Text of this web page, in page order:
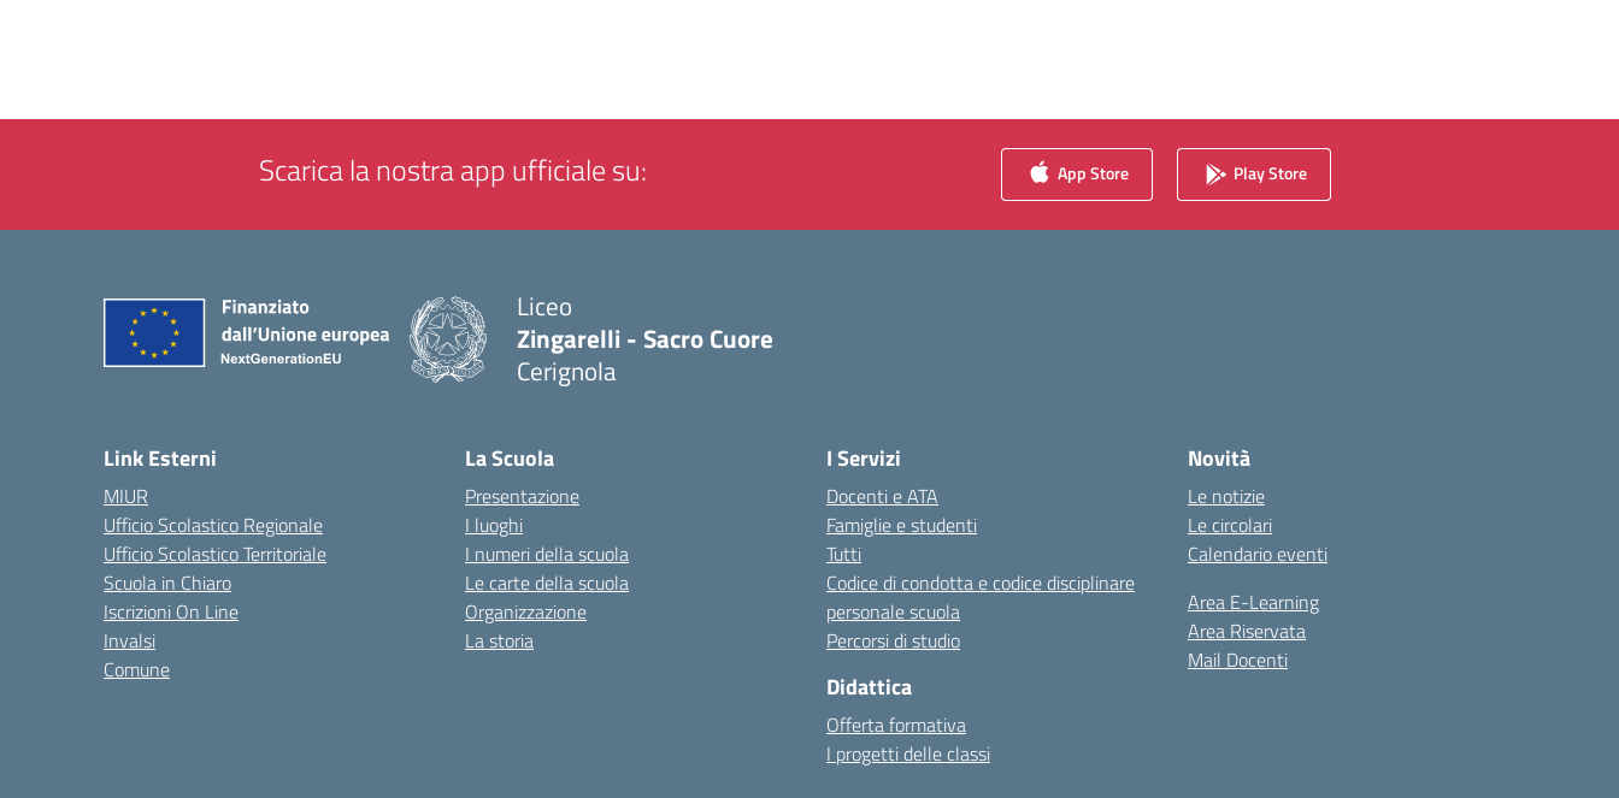
Scarica la nostra app ufficiale su: App Store Play Store
Liceo
Zingarelli - Sacro Cuore
Cerignola
Link Esterni
MIUR
Ufficio Scolastico Regionale
Ufficio Scolastico Territoriale
Scuola in Chiaro
Iscrizioni On Line
Invalsi
Comune
La Scuola
Presentazione
I luoghi
I numeri della scuola
Le carte della scuola
Organizzazione
La storia
I Servizi
Docenti e ATA
Famiglie e studenti
Tutti
Codice di condotta e codice disciplinare
personale scuola
Percorsi di studio
Didattica
Offerta formativa
I progetti delle classi
Novità
Le notizie
Le circolari
Calendario eventi
Area E-Learning
Area Riservata
Mail Docenti